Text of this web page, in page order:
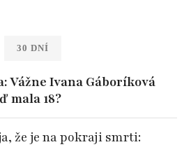
30 DNÍ
Vážne Ivana Gáboríková
mala 18?
že je na pokraji smrti: